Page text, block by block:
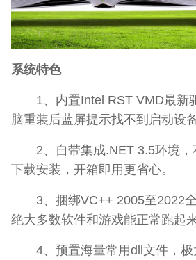
系统特色
1、内置Intel RST VMD最新
脑重装后蓝屏提示找不到启动设备
2、自带集成.NET 3.5环境，
下载安装，开箱即用更省心。
3、捆绑VC++ 2005至2022全
绝大多数软件和游戏能正常跑起来
4、预置海量常用dll文件，极